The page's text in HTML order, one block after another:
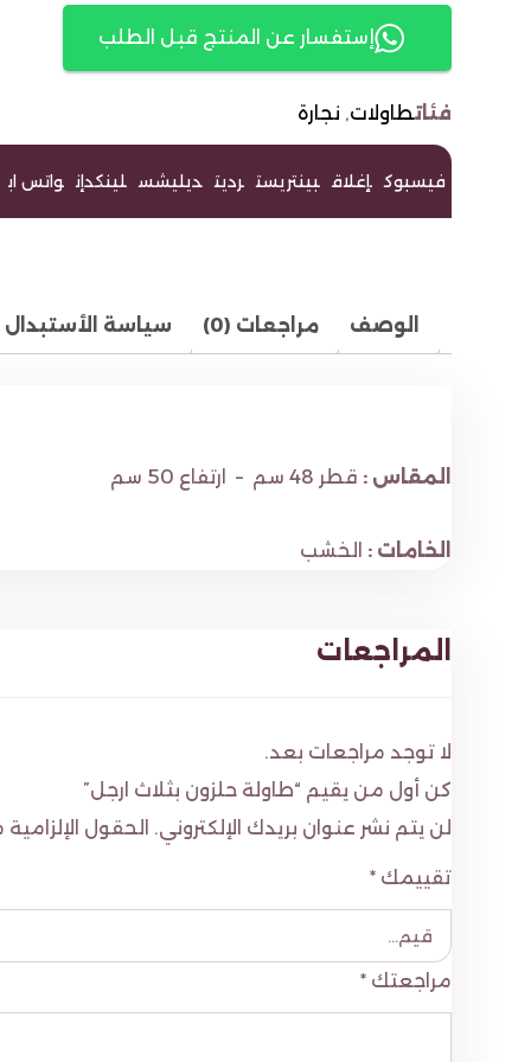
إستفسار عن المنتج قبل الطلب
فئاتطاولات, نجارة
فيسبوك إغلاق بينتريست رديت ديليشس لينكدإن واتس اب
الوصف مراجعات (0) سياسة الأستبدال
المقاس : قطر 48 سم – ارتفاع 50 سم
الخامات : الخشب
المراجعات
لا توجد مراجعات بعد.
كن أول من يقيم “طاولة حلزون بثلاث ارجل”
لن يتم نشر عنوان بريدك الإلكتروني. الحقول
تقييمك*
مراجعتك*